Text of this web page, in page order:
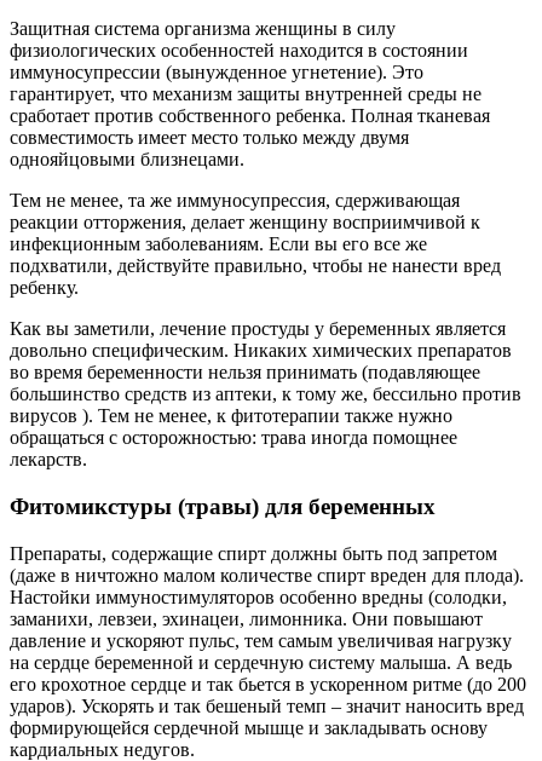
Защитная система организма женщины в силу
физиологических особенностей находится в состоянии
иммуносупрессии (вынужденное угнетение). Это
гарантирует, что механизм защиты внутренней среды не
сработает против собственного ребенка. Полная тканевая
совместимость имеет место только между двумя
однояйцовыми близнецами.
Тем не менее, та же иммуносупрессия, сдерживающая
реакции отторжения, делает женщину восприимчивой к
инфекционным заболеваниям. Если вы его все же
подхватили, действуйте правильно, чтобы не нанести вред
ребенку.
Как вы заметили, лечение простуды у беременных является
довольно специфическим. Никаких химических препаратов
во время беременности нельзя принимать (подавляющее
большинство средств из аптеки, к тому же, бессильно против
вирусов ). Тем не менее, к фитотерапии также нужно
обращаться с осторожностью: трава иногда помощнее
лекарств.
Фитомикстуры (травы) для беременных
Препараты, содержащие спирт должны быть под запретом
(даже в ничтожно малом количестве спирт вреден для плода).
Настойки иммуностимуляторов особенно вредны (солодки,
заманихи, левзеи, эхинацеи, лимонника. Они повышают
давление и ускоряют пульс, тем самым увеличивая нагрузку
на сердце беременной и сердечную систему малыша. А ведь
его крохотное сердце и так бьется в ускоренном ритме (до 200
ударов). Ускорять и так бешеный темп – значит наносить вред
формирующейся сердечной мышце и закладывать основу
кардиальных недугов.